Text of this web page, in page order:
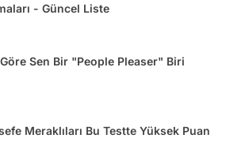
- Güncel Liste
Sen Bir "People Pleaser" Biri
Meraklıları Bu Testte Yüksek Puan